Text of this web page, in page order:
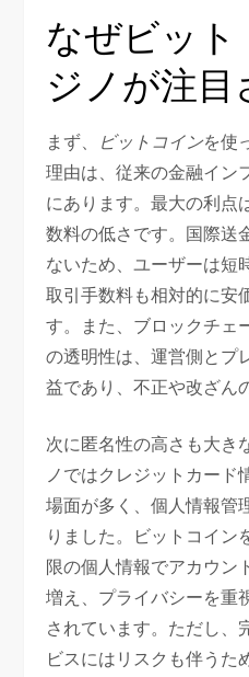
なぜビット
ジノが注
まず、 ビットコインを使
理由は、従来の金融イン
にあります。最大の利点
数料の低さです。国際送
ないため、ユーザーは短
取引手数料も相対的に安
す。また、ブロックチェ
の透明性は、運営側とプ
益であり、不正や改ざん
次に匿名性の高さも大き
ノではクレジットカード
場面が多く、個人情報管
りました。ビットコイン
限の個人情報でアカウン
増え、プライバシーを重
されています。ただし、
ビスにはリスクも伴うた